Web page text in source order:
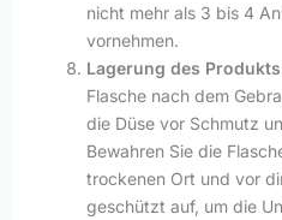
nicht mehr als 3 bis 4
vornehmen.
Lagerung des
Flasche nach dem
die Düse vor Schmutz
Bewahren Sie die
trockenen Ort und vor
geschützt auf, um die